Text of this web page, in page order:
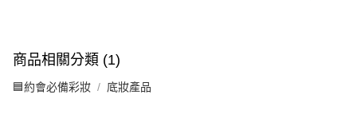
商品相關分類 (1)
🟦約會必備彩妝 底妝產品